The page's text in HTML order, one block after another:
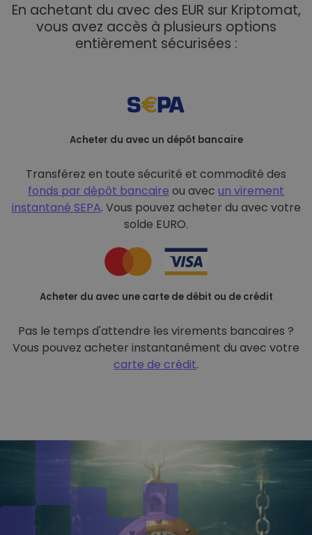
En achetant du avec des EUR sur Kriptomat,
vous avez accès à plusieurs options
entièrement sécurisées :
Acheter du avec un dépôt bancaire
Transférez en toute sécurité et commodité des
fonds par dépôt bancaire ou avec un virement
instantané SEPA. Vous pouvez acheter du avec votre
solde EURO.
Acheter du avec une carte de débit ou de crédit
Pas le temps d'attendre les virements bancaires ?
Vous pouvez acheter instantanément du avec votre
carte de crédit.